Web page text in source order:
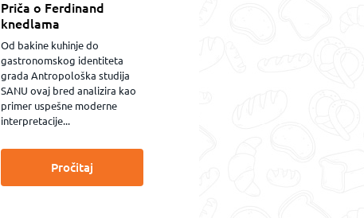
Priča o Ferdinand
knedlama
Od bakine kuhinje do
gastronomskog identiteta
grada Antropološka studija
SANU ovaj bred analizira kao
primer uspešne moderne
interpretacije...
Pročitaj